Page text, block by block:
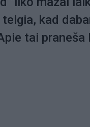
kad
tai praneša